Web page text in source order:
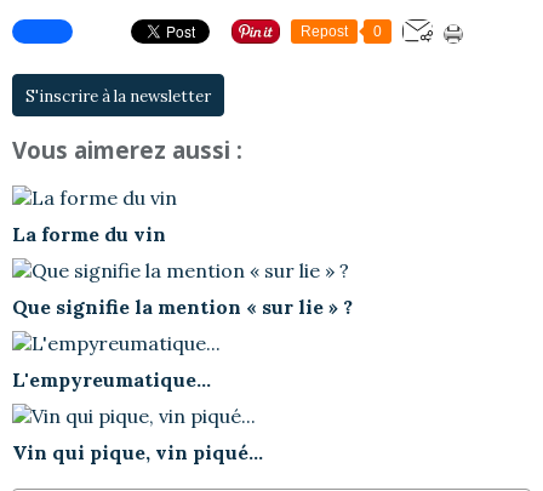
Repost 0
S'inscrire à la newsletter
Vous aimerez aussi :
La forme du vin
Que signifie la mention « sur lie » ?
L'empyreumatique...
Vin qui pique, vin piqué...